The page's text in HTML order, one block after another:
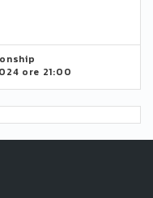
ore 21:00